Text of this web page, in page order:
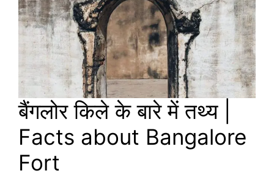
बैंगलोर किले के बारे में तथ्य |
Facts about Bangalore
Fort